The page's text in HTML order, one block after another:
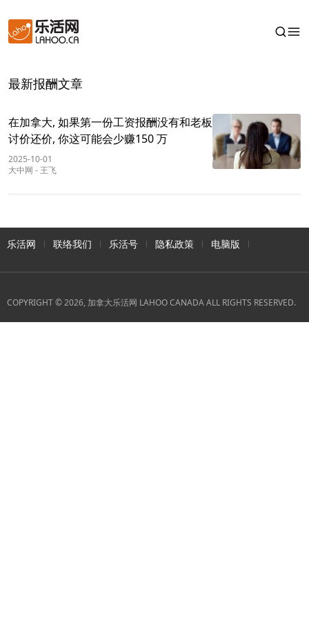
最新报酬文章
在加拿大, 如果第一份工资报酬没有和老板
讨价还价, 你这可能会少赚150 万
2025-10-01
大中网 - 王飞
乐活网 联络我们 乐活号 隐私政策 电脑版
COPYRIGHT © 2026, 加拿大乐活网 LAHOO CANADA ALL RIGHTS RESERVED.